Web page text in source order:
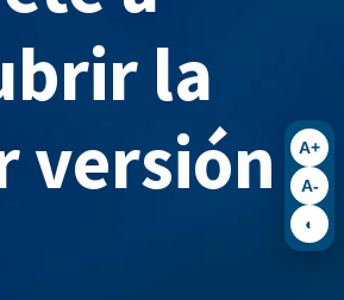
la
versión
A+
A-
◐